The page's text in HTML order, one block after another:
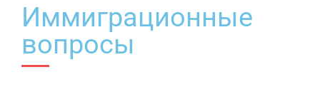
Иммиграционные
вопросы